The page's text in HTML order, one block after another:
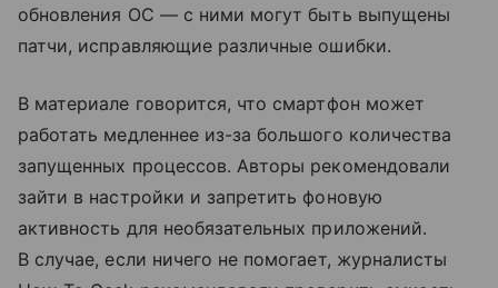
обновления ОС — с ними могут быть выпущены
патчи, исправляющие различные ошибки.
В материале говорится, что смартфон может
работать медленнее из-за большого количества
запущенных процессов. Авторы рекомендовали
зайти в настройки и запретить фоновую
активность для необязательных приложений.
В случае, если ничего не помогает, журналисты